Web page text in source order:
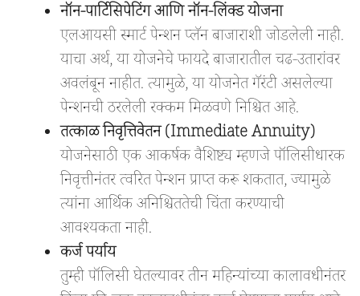
नॉन-पार्टिसिपेटिंग आणि नॉन-लिंक्ड योजना
एलआयसी स्मार्ट पेन्शन प्लॅन बाजाराशी जोडलेली नाही.
याचा अर्थ, या योजनेचे फायदे बाजारातील चढ-उतारांवर
अवलंबून नाहीत. त्यामुळे, या योजनेत गॅरंटी असलेल्या
पेन्शनची ठरलेली रक्कम मिळवणे निश्चित आहे.
तत्काळ निवृत्तिवेतन (Immediate Annuity)
योजनेसाठी एक आकर्षक वैशिष्ट्य म्हणजे पॉलिसीधारक
निवृत्तीनंतर त्वरित पेन्शन प्राप्त करू शकतात, ज्यामुळे
त्यांना आर्थिक अनिश्चिततेची चिंता करण्याची
आवश्यकता नाही.
कर्ज पर्याय
तुम्ही पॉलिसी घेतल्यावर तीन महिन्यांच्या कालावधीनंतर